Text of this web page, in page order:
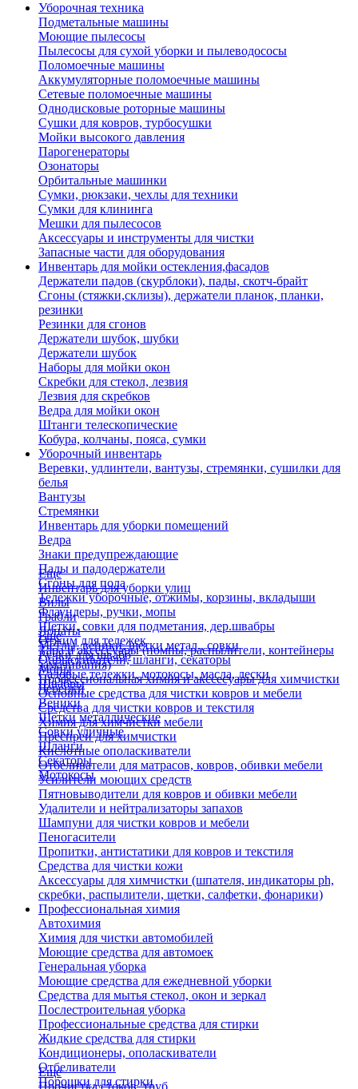
Уборочная техника
Подметальные машины
Моющие пылесосы
Пылесосы для сухой уборки и пылеводососы
Поломоечные машины
Аккумуляторные поломоечные машины
Сетевые поломоечные машины
Однодисковые роторные машины
Сушки для ковров, турбосушки
Мойки высокого давления
Парогенераторы
Озонаторы
Орбитальные машинки
Сумки, рюкзаки, чехлы для техники
Сумки для клининга
Мешки для пылесосов
Аксессуары и инструменты для чистки
Запасные части для оборудования
Инвентарь для мойки остекления,фасадов
Держатели падов (скурблоки), пады, скотч-брайт
Сгоны (стяжки,склизы), держатели планок, планки,
резинки
Резинки для сгонов
Держатели шубок, шубки
Держатели шубок
Наборы для мойки окон
Скребки для стекол, лезвия
Лезвия для скребков
Ведра для мойки окон
Штанги телескопические
Кобура, колчаны, пояса, сумки
Уборочный инвентарь
Веревки, удлинтели, вантузы, стремянки, сушилки для
белья
Вантузы
Стремянки
Инвентарь для уборки помещений
Ведра
Знаки предупреждающие
Пады и падодержатели
Сгоны для пола
Тележки уборочные, отжимы, корзины, вкладыши
Флаундеры, ручки, мопы
Щетки, совки для подметания, дер.швабры
Отжим для тележек
Ручки для швабр
Мопы
Швабры
Еще
Инвентарь для уборки улиц
Вилы
Грабли
Лопаты
Метлы, веники, щетки метал., совки
Опрыскиватели, шланги, секаторы
Садовые тележки, мотокосы, масла, лески
Черенки
Веники
Щетки металлические
Совки уличные
Шланги
Секаторы
Мотокосы
Еще
Тара и аксессуары (помпы, распылители, контейнеры
замачивания)
Профессиональная химия и акссесуары для химчистки
Основные средства для чистки ковров и мебели
Средства для чистки ковров и текстиля
Химия для химчистки мебели
Преспреи для химчистки
Кислотные ополаскиватели
Отбеливатели для матрасов, ковров, обивки мебели
Усилители моющих средств
Пятновыводители для ковров и обивки мебели
Удалители и нейтрализаторы запахов
Шампуни для чистки ковров и мебели
Пеногасители
Пропитки, антистатики для ковров и текстиля
Средства для чистки кожи
Аксессуары для химчистки (шпателя, индикаторы ph,
скребки, распылители, щетки, салфетки, фонарики)
Профессиональная химия
Автохимия
Химия для чистки автомобилей
Моющие средства для автомоек
Генеральная уборка
Моющие средства для ежедневной уборки
Средства для мытья стекол, окон и зеркал
Послестроительная уборка
Профессиональные средства для стирки
Жидкие средства для стирки
Кондиционеры, ополаскиватели
Отбеливатели
Порошки для стирки
Еще
Прочистка стоков, труб